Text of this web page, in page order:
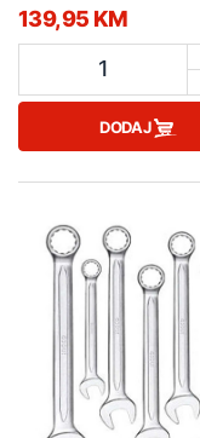
139,95 KM
1
DODAJ